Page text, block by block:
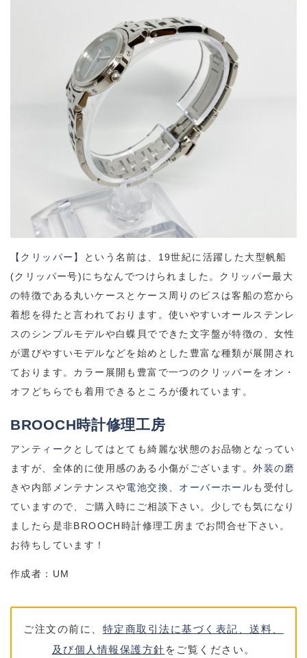
【クリッパー】
という名前は、19世紀に活躍した大型帆船
(クリッパー号)にちなんでつけられました。クリッパー最大
の特徴である丸いケースとケース周りのビスは客船の窓から
着想を得たと言われております。使いやすいオールステンレ
スのシンプルモデルや白蝶貝でできた文字盤が特徴の、女性
が選びやすいモデルなどを始めとした豊富な種類が展開され
ております。カラー展開も豊富で一つのクリッパーをオン・
オフどちらでも着用できるところが優れています。
BROOCH時計修理工房
アンティーク としてはとても綺麗な状態のお品物となってい
ますが、全体的に使用感のある小傷がございます。外装の磨
きや内部メンテナンスや電池交換 オーバーホールも受付し
ていますので、ご購入時にご相談下さい。少しでも気になり
ましたら是非BROOCH時計修理工房までお問合せ下さい。
お待ちしています！
作成者：UM
ご注文の前に、 特定商取引法に基づく表記、送料、
及び個人情報保護方針 をご覧ください。